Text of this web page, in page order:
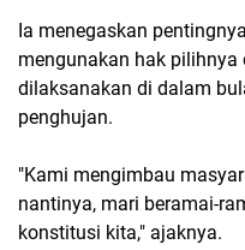
Ia menegaskan
mengunakan hak pilihnya
dilaksanakan di dalam
penghujan.
"Kami mengimbau
nantinya, mari beramai-
konstitusi kita," ajaknya.